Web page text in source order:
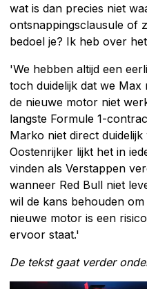
wat is dan precies niet
ontsnappingsclausule of
bedoel je? Ik heb over
'We hebben altijd een
toch duidelijk dat we
de nieuwe motor niet
langste Formule 1-
Marko niet direct
Oostenrijker lijkt het in
vinden als Verstappen
wanneer Red Bull niet
wil de kans behouden
nieuwe motor is een
ervoor staat.'
De tekst gaat verder